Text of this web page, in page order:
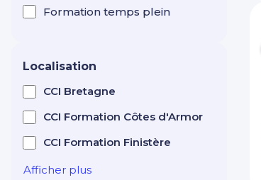
Electricité
Formation de formateur
Horlogerie
Hôtellerie Restauration
transaction, syndic
Formation temps plein
Localisation
CCI Bretagne
CCI Formation Côtes d'Armor
CCI Formation Finistère
Afficher plus